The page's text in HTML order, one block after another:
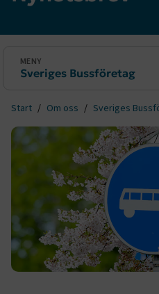
MENY
Sveriges Bussföretag
Start Om oss Sveriges